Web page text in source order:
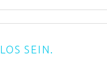
SEIN.